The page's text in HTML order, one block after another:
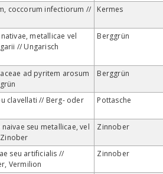
coccorum infectiorum //
Kermes
metallicae vel
// Ungarisch
Berggrün
ad pyritem arosum
Berggrün
clavellati // Berg- oder
Pottasche
seu metallicae, vel
Zinnober
seu artificialis //
Vermilion
Zinnober